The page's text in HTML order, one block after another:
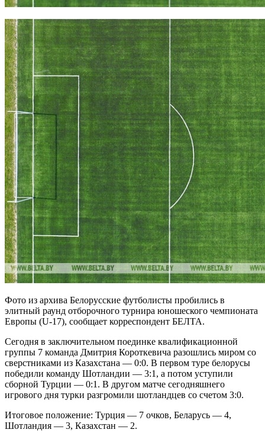
Фото из архива Белорусские футболисты пробились в
элитный раунд отборочного турнира юношеского чемпионата
Европы (U-17), сообщает корреспондент БЕЛТА.
Сегодня в заключительном поединке квалификационной
группы 7 команда Дмитрия Короткевича разошлись миром со
сверстниками из Казахстана — 0:0. В первом туре белорусы
победили команду Шотландии — 3:1, а потом уступили
сборной Турции — 0:1. В другом матче сегодняшнего
игрового дня турки разгромили шотландцев со счетом 3:0.
Итоговое положение: Турция — 7 очков, Беларусь — 4,
Шотландия — 3, Казахстан — 2.